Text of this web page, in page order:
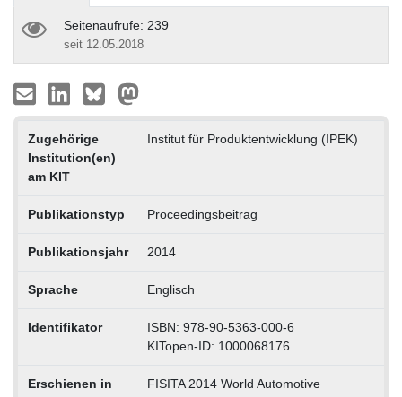
Seitenaufrufe: 239
seit 12.05.2018
Zugehörige
Institution(en)
am KIT
Institut für Produktentwicklung (IPEK)
Publikationstyp Proceedingsbeitrag
Publikationsjahr 2014
Sprache Englisch
Identifikator
ISBN: 978-90-5363-000-6
KITopen-ID: 1000068176
Erschienen in
FISITA 2014 World Automotive